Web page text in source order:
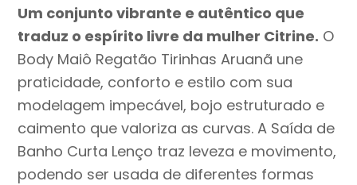
Banho
Curta
Lenço
Tirinhas
Aruanã
Ref:
963
quantidade
Um conjunto vibrante e autêntico que
traduz o espírito livre da mulher Citrine. O
Body Maiô Regatão Tirinhas Aruanã une
praticidade, conforto e estilo com sua
modelagem impecável, bojo estruturado e
caimento que valoriza as curvas. A Saída de
Banho Curta Lenço traz leveza e movimento,
podendo ser usada de diferentes formas